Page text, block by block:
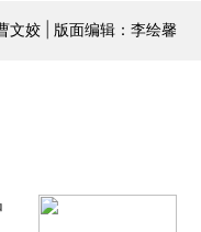
文姣 | 版面编辑：李绘馨